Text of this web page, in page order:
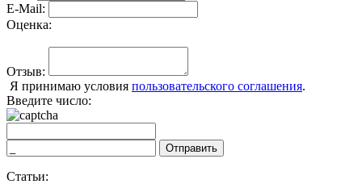
E-Mail:
Оценка:
Отзыв:
Я принимаю условия пользовательского соглашения.
Введите число:
Отправить
Статьи: